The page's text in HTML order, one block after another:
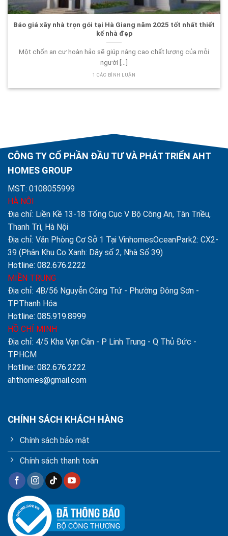
Báo giá xây nhà trọn gói tại Hà Giang năm 2025 tốt nhất thiết
kế nhà đẹp
Một chốn an cư hoàn hảo sẽ giúp nâng cao chất lượng của mỗi
người [...]
1 CÁC BÌNH LUẬN
CÔNG TY CỔ PHẦN ĐẦU TƯ VÀ PHÁT TRIỂN AHT
HOMES GROUP
MST: 0108055999
HÀ NỘI
Địa chỉ: Liền Kề 13-18 Tổng Cục V Bộ Công An, Tân Triều,
Thanh Trì, Hà Nội
Địa chỉ: Văn Phòng Cơ Sở 1 Tại VinhomesOceanPark2: CX2-
39 (Phân Khu Cọ Xanh: Dãy số 2, Nhà Số 39)
Hotline: 082.676.2222
MIỀN TRUNG
Địa chỉ: 4B/56 Nguyễn Công Trứ - Phường Đông Sơn -
TP.Thanh Hóa
Hotline: 085.919.8999
HỒ CHÍ MINH
Địa chỉ: 4/5 Kha Vạn Cân - P Linh Trung - Q Thủ Đức -
TPHCM
Hotline: 082.676.2222
ahthomes@gmail.com
CHÍNH SÁCH KHÁCH HÀNG
Chính sách bảo mật
Chính sách thanh toán